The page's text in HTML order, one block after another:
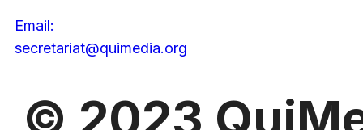
Email:
secretariat@quimedia.org
© 2023